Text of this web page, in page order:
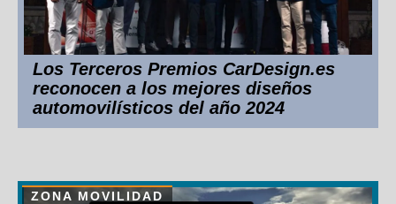
Los Terceros Premios CarDesign.es
reconocen a los mejores diseños
automovilísticos del año 2024
ZONA MOVILIDAD